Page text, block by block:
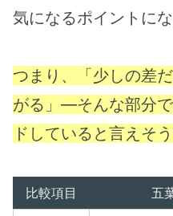
気になるポイントに
つまり、「少しの差
がる」―そんな部分で
ドしていると言えそう
比較項目 五